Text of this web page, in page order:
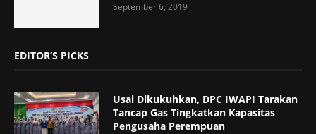
September 6, 2019
EDITOR’S PICKS
Usai Dikukuhkan, DPC IWAPI Tarakan
Tancap Gas Tingkatkan Kapasitas
Pengusaha Perempuan